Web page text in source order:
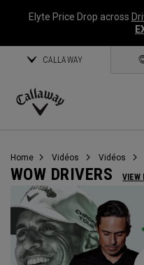
Elyte Price Drop across
CALLAWAY
Callaway
Home Vidéos Vidéos
WOW DRIVERS VIEW